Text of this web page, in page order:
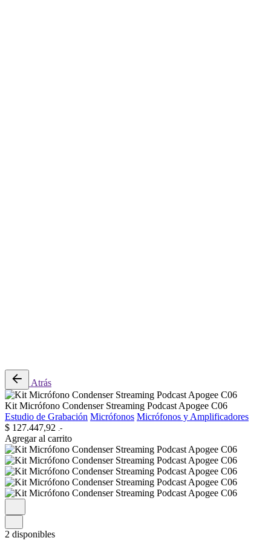
Atrás
Kit Micrófono Condenser Streaming Podcast Apogee C06
Estudio de Grabación Micrófonos Micrófonos y Amplificadores
$ 127.447,92 .-
Agregar al carrito
2 disponibles